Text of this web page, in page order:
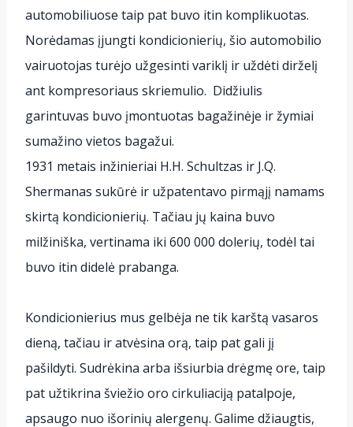
automobiliuose taip pat buvo itin komplikuotas.
Norėdamas įjungti kondicionierių, šio automobilio
vairuotojas turėjo užgesinti variklį ir uždėti dirželį
ant kompresoriaus skriemulio. Didžiulis
garintuvas buvo įmontuotas bagažinėje ir žymiai
sumažino vietos bagažui.
1931 metais inžinieriai H.H. Schultzas ir J.Q.
Shermanas sukūrė ir užpatentavo pirmąjį namams
skirtą kondicionierių. Tačiau jų kaina buvo
milžiniška, vertinama iki 600 000 dolerių, todėl tai
buvo itin didelė prabanga.
Kondicionierius mus gelbėja ne tik karštą vasaros
dieną, tačiau ir atvėsina orą, taip pat gali jį
pašildyti. Sudrėkina arba išsiurbia drėgmę ore, taip
pat užtikrina šviežio oro cirkuliaciją patalpoje,
apsaugo nuo išorinių alergenų. Galime džiaugtis,